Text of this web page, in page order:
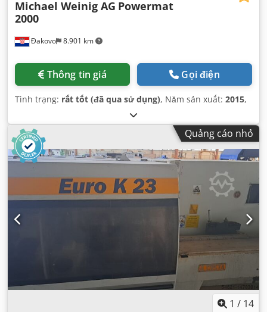
Đakovo 8.901 km
Michael Weinig AG Powermat
2000
Thông tin giá Gọi điện
Tình trạng: rất tốt (đã qua sử dụng), Năm sản xuất: 2015,
Quảng cáo nhỏ
1 / 14